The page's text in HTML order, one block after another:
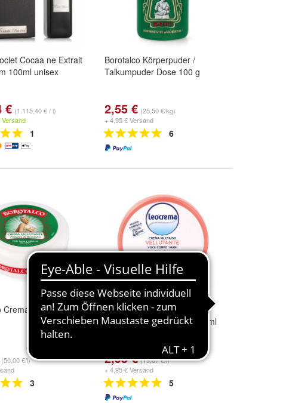
Cocaa ne Extrait
100ml unisex
€ (1.115,40 € / l)
1
Borotalco Körperpuder /
Talkumpuder Dose 100 g
2,55 € (25,50 €/kg)
+ 4,95 € Versand
6
Crema Vellutante
(50,00 €/l)
3
Leocrema Crema Multiuso
Vellutante mit Rosenöl 150 ml
2,95 € (19,67 €/l)
+ 4,95 € Versand
5